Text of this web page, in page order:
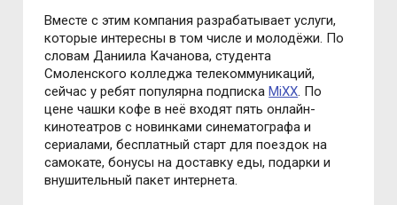
Вместе с этим компания разрабатывает услуги,
которые интересны в том числе и молодёжи. По
словам Даниила Качанова, студента
Смоленского колледжа телекоммуникаций,
сейчас у ребят популярна подписка MiXX. По
цене чашки кофе в неё входят пять онлайн-
кинотеатров с новинками синематографа и
сериалами, бесплатный старт для поездок на
самокате, бонусы на доставку еды, подарки и
внушительный пакет интернета.